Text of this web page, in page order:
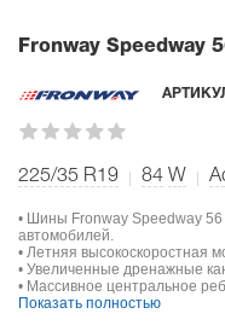
Fronway Speedway
225/35 R19 84 W
• Шины Fronway Speedway
автомобилей.
• Летняя высокоскоростная
• Увеличенные дренажные
• Массивное центральное
Показать полностью